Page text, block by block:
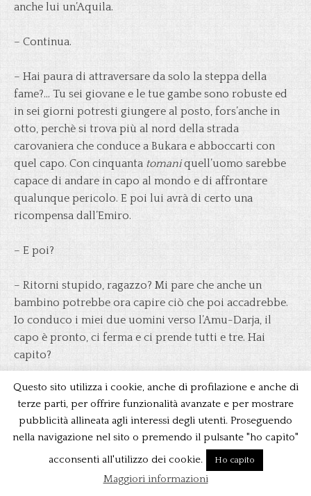
anche lui un’Aquila.
– Continua.
– Hai paura di attraversare da solo la steppa della
fame?… Tu sei giovane e le tue gambe sono robuste ed
in sei giorni potresti giungere al posto, fors’anche in
otto, perchè si trova più al nord della strada
carovaniera che conduce a Bukara e abboccarti con
quel capo. Con cinquanta tomaniquell’uomo sarebbe
capace di andare in capo al mondo e di affrontare
qualunque pericolo. E poi lui avrà di certo una
ricompensa dall’Emiro.
– E poi?
– Ritorni stupido, ragazzo? Mi pare che anche un
bambino potrebbe ora capire ciò che poi accadrebbe.
Io conduco i miei due uomini verso l’Amu-Darja, il
capo è pronto, ci ferma e ci prende tutti e tre. Hai
capito?
– Sì, Karaval.
– Una volta presi ci conduce a Bukara e il colpo è fatto.
– Tu diverrai un gran capo.
Questo sito utilizza i cookie, anche di profilazione e anche di
terze parti, per offrire funzionalità avanzate e per mostrare
pubblicità allineata agli interessi degli utenti. Proseguendo
nella navigazione nel sito o premendo il pulsante "ho capito"
acconsenti all'utilizzo dei cookie.
Ho capito
Maggiori informazioni